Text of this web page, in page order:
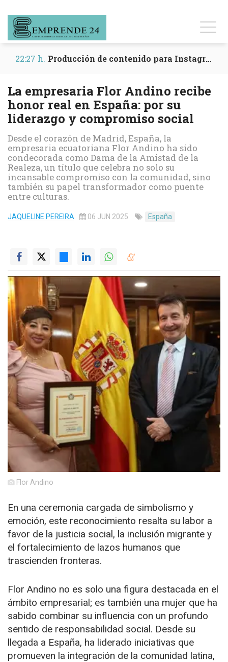
22:27 h. Producción de contenido para Instagram y Reels
La empresaria Flor Andino recibe
honor real en España: por su
liderazgo y compromiso social
Desde el corazón de Madrid, España, la
empresaria ecuatoriana Flor Andino ha sido
condecorada como Dama de la Amistad de la
Realeza, un título que celebra no solo su
incansable compromiso con la comunidad, sino
también su papel transformador como puente
entre culturas.
JAQUELINE PEREIRA 06 JUN 2025 España
Flor Andino
En una ceremonia cargada de simbolismo y
emoción, este reconocimiento resalta su labor a
favor de la justicia social, la inclusión migrante y
el fortalecimiento de lazos humanos que
trascienden fronteras.
Flor Andino no es solo una figura destacada en el
ámbito empresarial; es también una mujer que ha
sabido combinar su influencia con un profundo
sentido de responsabilidad social. Desde su
llegada a España, ha liderado iniciativas que
promueven la integración de la comunidad latina,